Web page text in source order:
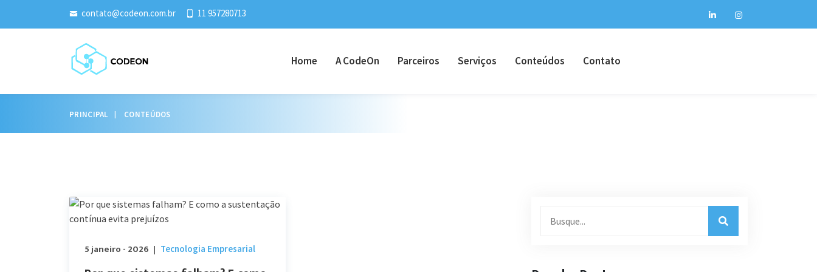
contato@codeon.com.br 11 957280713
Home A CodeOn Parceiros Serviços Conteúdos Contato
PRINCIPAL CONTEÚDOS
5 janeiro - 2026 | Tecnologia Empresarial